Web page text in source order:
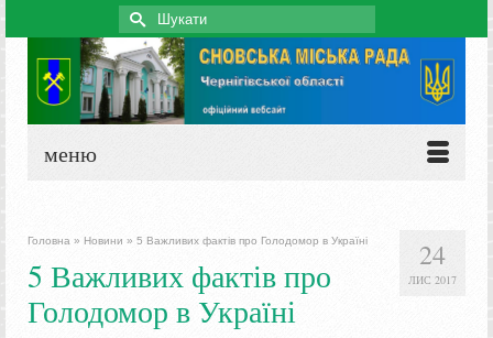
Search
for:
меню
24
ЛИС 2017
Головна » Новини » 5 Важливих фактів про Голодомор в Україні
5 Важливих фактів про
Голодомор в Україні